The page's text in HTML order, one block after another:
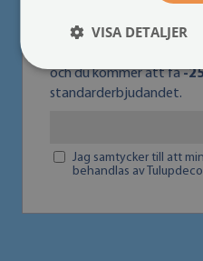
och du kommer att få-
standarderbjudandet.
Jag samtycker till att
behandlas av
VISA DETALJER